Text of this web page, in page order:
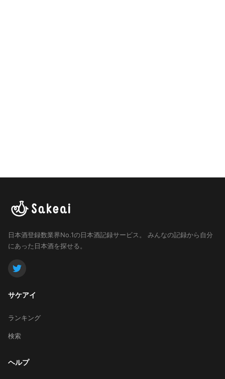
日本酒登録数業界No.1の日本酒記録サービス。
みんなの記録から自分
にあった日本酒を探せる。
サケアイ
ランキング
検索
ヘルプ